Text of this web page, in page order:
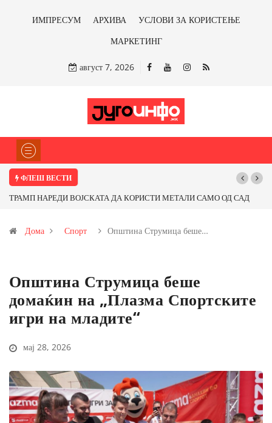
ИМПРЕСУМ АРХИВА
УСЛОВИ ЗА КОРИСТЕЊЕ
МАРКЕТИНГ
август 7, 2026
ФЛЕШ ВЕСТИ
ТРАМП НАРЕДИ ВОЈСКАТА ДА КОРИСТИ МЕТАЛИ САМО ОД САД
Иловица и со антимонот?
Дома Спорт Општина Струмица беше…
Општина Струмица беше
домаќин на „Плазма Спортските
игри на младите“
мај 28, 2026